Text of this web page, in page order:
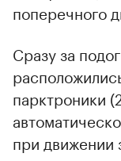
поперечного
Сразу за
парктроники
при движении